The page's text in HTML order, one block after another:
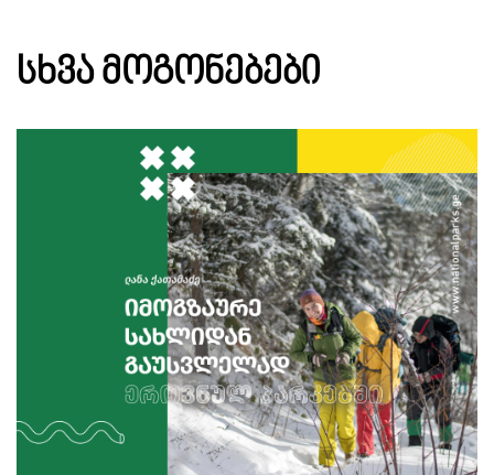
ᲡᲮᲕᲐ ᲛᲝᲒᲝᲜᲔᲑᲔᲑᲘ